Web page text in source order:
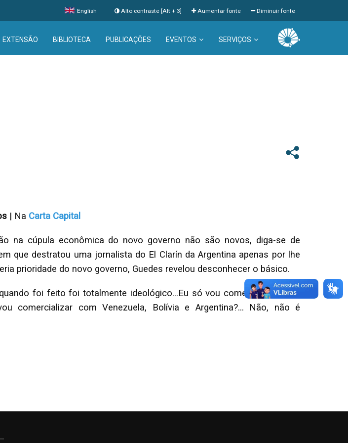
English Diminuir fonte
Aumentar fonte
Alto contraste [Alt + 3]
EXTENSÃO BIBLIOTECA PUBLICAÇÕES EVENTOS SERVIÇOS
| Na Carta Capital
na cúpula econômica do novo governo não são novos, diga-se de
que destratou uma jornalista do El Clarín da Argentina apenas por lhe
prioridade do novo governo, Guedes revelou desconhecer o básico.
foi feito foi totalmente ideológico...Eu só vou comercializar com
comercializar com Venezuela, Bolívia e Argentina?... Não, não é